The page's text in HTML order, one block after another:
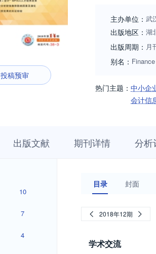
投稿预审
主办单位： 武
出版地区： 湖
出版周期： 月
别名：
热门主题： 中小企
会计信
出版文献 期刊详情 分析
10
7
4
目录 封面
2018年12期
学术交流